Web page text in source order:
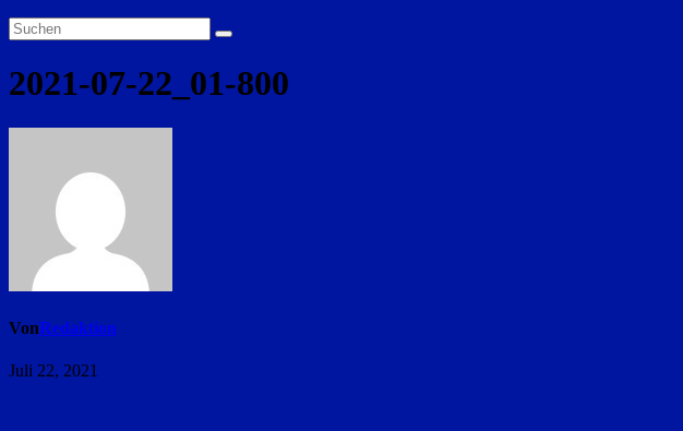
2021-07-22_01-800
VonRedaktion
Juli 22, 2021